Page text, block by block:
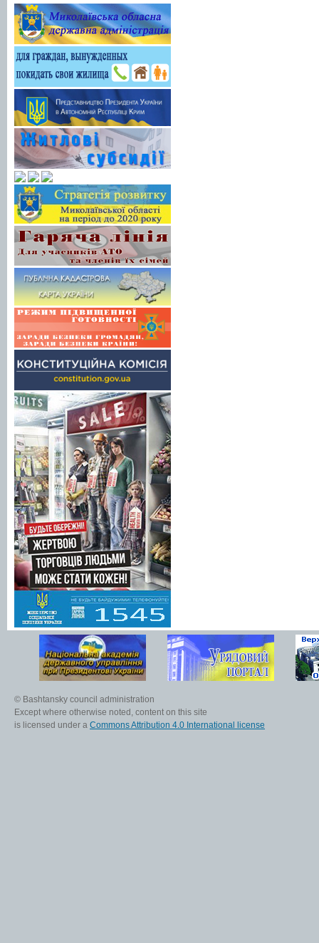
© Bashtansky council administration
Except where otherwise noted, content on this site
is licensed under a Commons Attribution 4.0 International license